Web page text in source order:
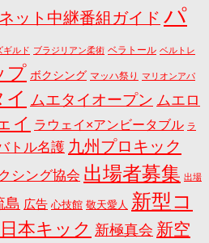
ネット中継番組ガイド パ
ギルド ブラジリアン柔術 ベラトール ベルトレ
プ ボクシング マッハ祭り マリオンアパ
ムエタイオープン ムエロ
イ ラウェイ×アンビータブル ラ
トル名護 九州プロキック
シング協会 出場者募集 出場
島 広告 心技館 敬天愛人 新型コ
本キック 新極真会 新空